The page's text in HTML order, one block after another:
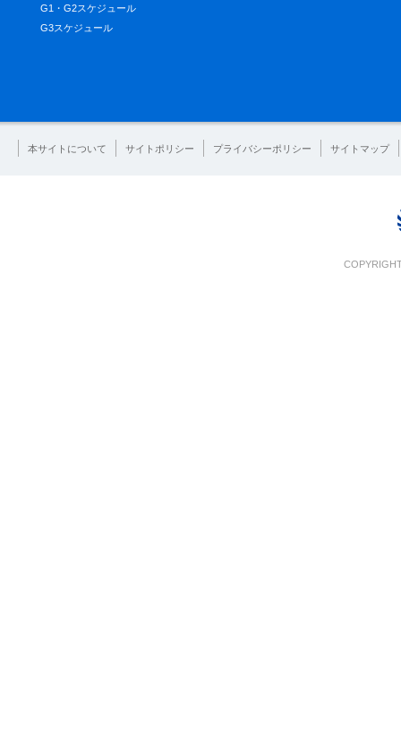
G1・G2スケジュール
G3スケジュール
本サイトについて サイトポリシー プライバシーポリシー サイトマップ